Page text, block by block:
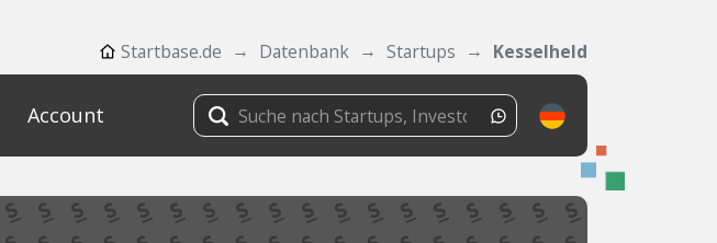
Startbase.de Datenbank Startups Kesselheld
Account